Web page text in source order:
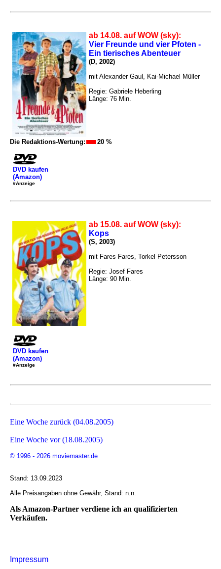
ab 14.08. auf WOW (sky):
Vier Freunde und vier Pfoten -
Ein tierisches Abenteuer
(D, 2002)
mit Alexander Gaul, Kai-Michael Müller
Regie: Gabriele Heberling
Länge: 76 Min.
Die Redaktions-Wertung: 20 %
DVD kaufen
(Amazon)
#Anzeige
ab 15.08. auf WOW (sky):
Kops
(S, 2003)
mit Fares Fares, Torkel Petersson
Regie: Josef Fares
Länge: 90 Min.
DVD kaufen
(Amazon)
#Anzeige
Eine Woche zurück (04.08.2005)
Eine Woche vor (18.08.2005)
© 1996 - 2026 moviemaster.de
Stand: 13.09.2023
Alle Preisangaben ohne Gewähr, Stand: n.n.
Als Amazon-Partner verdiene ich an qualifizierten
Verkäufen.
Impressum